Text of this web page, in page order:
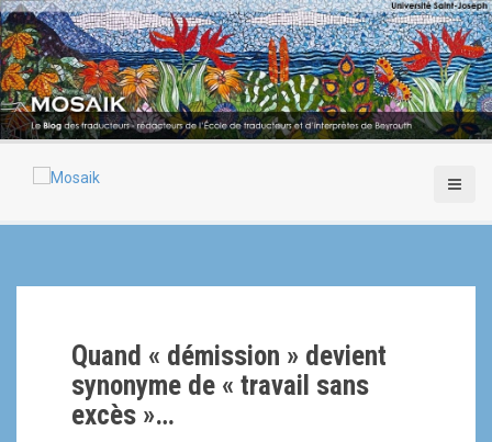
A
l
l
e
r
a
Quand « démission » devient
synonyme de « travail sans
excès »…